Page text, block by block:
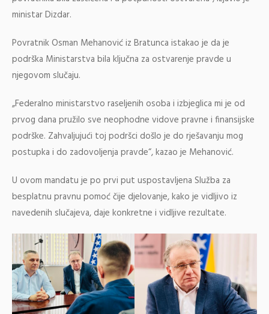
ministar Dizdar.
Povratnik Osman Mehanović iz Bratunca istakao je da je
podrška Ministarstva bila ključna za ostvarenje pravde u
njegovom slučaju.
„Federalno ministarstvo raseljenih osoba i izbjeglica mi je od
prvog dana pružilo sve neophodne vidove pravne i finansijske
podrške. Zahvaljujući toj podršci došlo je do rješavanju mog
postupka i do zadovoljenja pravde“, kazao je Mehanović.
U ovom mandatu je po prvi put uspostavljena Služba za
besplatnu pravnu pomoć čije djelovanje, kako je vidljivo iz
navedenih slučajeva, daje konkretne i vidljive rezultate.